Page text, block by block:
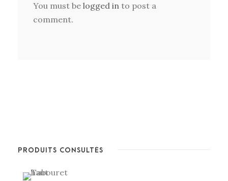
You must be logged in to post a
comment.
PRODUITS CONSULTÉS